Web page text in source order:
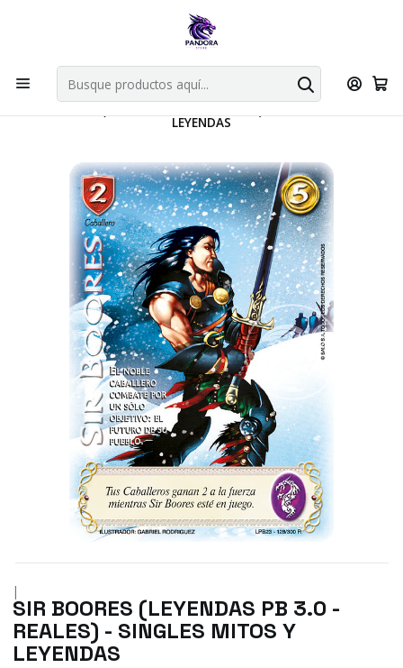
Por compras en cartas singles superiores a 49.990 el envio es
Explorar singles
Inicio Juegos de cartas TCG Mitos y Leyendas TCG
Singles Primer Bloque MYL
LEYENDAS
|
SIR BOORES (LEYENDAS PB 3.0 -
REALES) - SINGLES MITOS Y
LEYENDAS